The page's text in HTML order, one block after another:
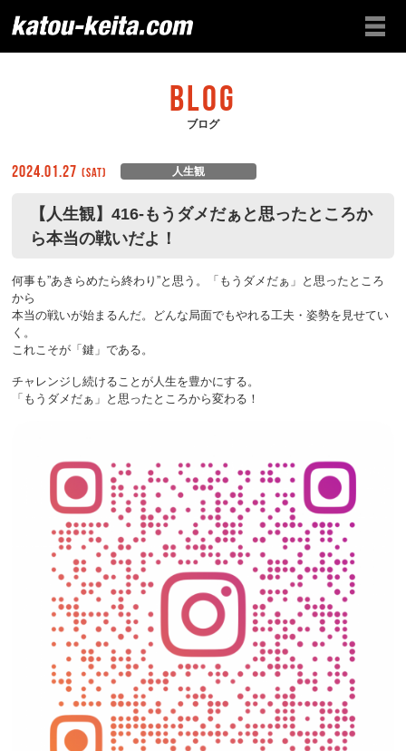
BLOG
ブログ
2024.01.27 (Sat) 人生観
【人生観】416-もうダメだぁと思ったところか
ら本当の戦いだよ！
何事も”あきらめたら終わり”と思う。「もうダメだぁ」と思ったところ
から
本当の戦いが始まるんだ。どんな局面でもやれる工夫・姿勢を見せてい
く。
これこそが「鍵」である。
チャレンジし続けることが人生を豊かにする。
「もうダメだぁ」と思ったところから変わる！